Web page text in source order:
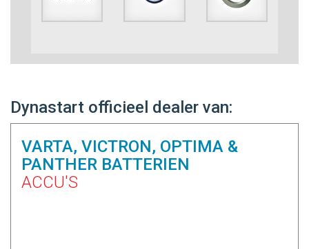
Dynastart officieel dealer van:
VARTA, VICTRON, OPTIMA &
PANTHER BATTERIEN
ACCU'S